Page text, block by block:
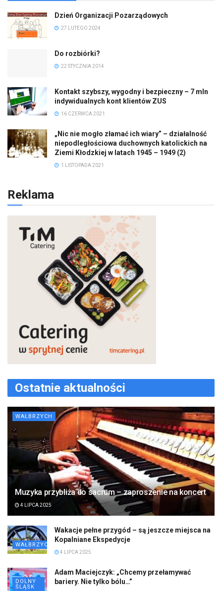
Dzień Organizacji Pozarządowych
27 LUTEGO 2024
Do rozbiórki?
22 STYCZNIA 2014
Kontakt szybszy, wygodny i bezpieczny – 7 mln
indywidualnych kont klientów ZUS
16 CZERWCA 2021
„Nic nie mogło złamać ich wiary” – działalność
niepodległościowa duchownych katolickich na
Ziemi Kłodzkiej w latach 1945 – 1949 (2)
1 LISTOPADA 2021
Reklama
Ostatnie aktualności
WAŁBRZYCH
Muzyka przybliża do sacrum – zaproszenie na koncert
4 LIPCA 2025
WAŁBRZYCH
Wakacje pełne przygód – są jeszcze miejsca na
Kopalniane Ekspedycje
4 LIPCA 2025
DOLNY
ŚLĄSK
Adam Maciejczyk: „Chcemy przełamywać
bariery. Nie tylko bólu…”